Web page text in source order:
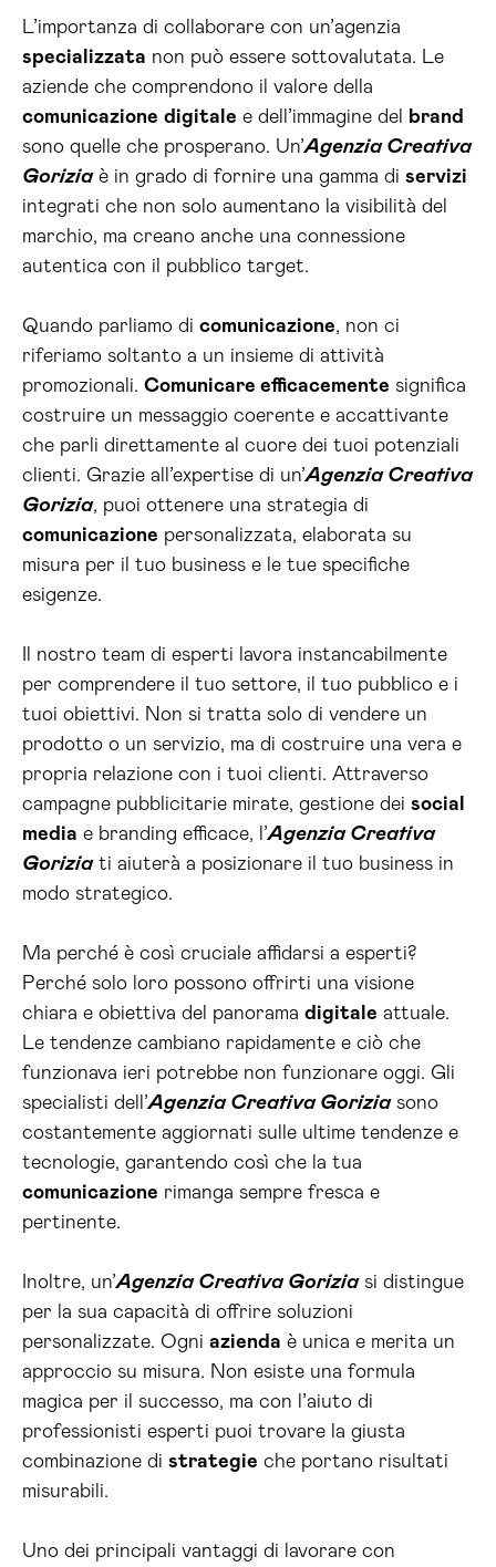
L’importanza di collaborare con un’agenzia
specializzata non può essere sottovalutata. Le
aziende che comprendono il valore della
comunicazione digitale e dell’immagine del
brand
sono quelle che prosperano. Un’Agenzia Creativa
Goriziaè in grado di fornire una gamma di servizi
integrati che non solo aumentano la visibilità del
marchio, ma creano anche una connessione
autentica con il pubblico target.
Quando parliamo di comunicazione, non ci
riferiamo soltanto a un insieme di attività
promozionali. Comunicare efficacemente significa
costruire un messaggio coerente e accattivante
che parli direttamente al cuore dei tuoi potenziali
clienti. Grazie all’expertise di un’Agenzia Creativa
Gorizia, puoi ottenere una strategia di
comunicazione personalizzata, elaborata su
misura per il tuo business e le tue specifiche
esigenze.
Il nostro team di esperti lavora instancabilmente
per comprendere il tuo settore, il tuo pubblico e i
tuoi obiettivi. Non si tratta solo di vendere un
prodotto o un servizio, ma di costruire una vera e
propria relazione con i tuoi clienti. Attraverso
campagne pubblicitarie mirate, gestione dei social
media e branding efficace, l’Agenzia Creativa
Goriziati aiuterà a posizionare il tuo business in
modo strategico.
Ma perché è così cruciale affidarsi a esperti?
Perché solo loro possono offrirti una visione
chiara e obiettiva del panorama digitale attuale.
Le tendenze cambiano rapidamente e ciò che
funzionava ieri potrebbe non funzionare oggi. Gli
specialisti dell’Agenzia Creativa Goriziasono
costantemente aggiornati sulle ultime tendenze e
tecnologie, garantendo così che la tua
comunicazione rimanga sempre fresca e
pertinente.
Inoltre, un’Agenzia Creativa Goriziasi distingue
per la sua capacità di offrire soluzioni
personalizzate. Ogni azienda è unica e merita un
approccio su misura. Non esiste una formula
magica per il successo, ma con l’aiuto di
professionisti esperti puoi trovare la giusta
combinazione di strategie che portano risultati
misurabili.
Uno dei principali vantaggi di lavorare con